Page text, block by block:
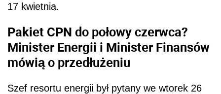
17 kwietnia.
Pakiet CPN do połowy czerwca?
Minister Energii i Minister Finansów
mówią o przedłużeniu
Szef resortu energii był pytany we wtorek 26